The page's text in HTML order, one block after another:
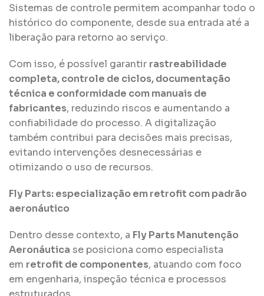
Sistemas de controle permitem acompanhar todo o
histórico do componente, desde sua entrada até a
liberação para retorno ao serviço.
Com isso, é possível garantir rastreabilidade
completa, controle de ciclos, documentação
técnica e conformidade com manuais de
fabricantes, reduzindo riscos e aumentando a
confiabilidade do processo. A digitalização
também contribui para decisões mais precisas,
evitando intervenções desnecessárias e
otimizando o uso de recursos.
Fly Parts: especialização em retrofit com padrão
aeronáutico
Dentro desse contexto, a Fly Parts Manutenção
Aeronáutica se posiciona como especialista
em retrofit de componentes, atuando com foco
em engenharia, inspeção técnica e processos